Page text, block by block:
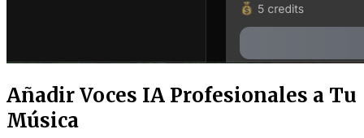
Añadir Voces IA Profesionales a Tu
Música